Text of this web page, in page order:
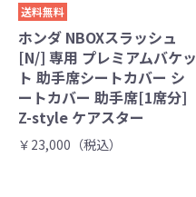
送料無料
ホンダ NBOXスラッシュ
[N/] 専用 プレミアムバケッ
ト 助手席シートカバー シ
ートカバー 助手席[1席分]
Z-style ケアスター
￥23,000（税込）